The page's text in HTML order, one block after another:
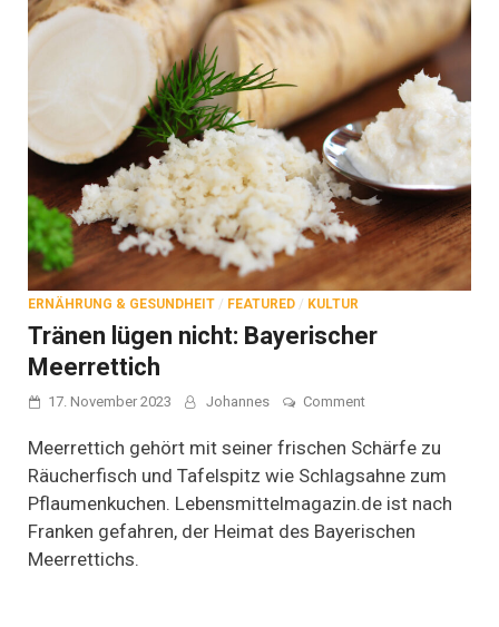
ERNÄHRUNG & GESUNDHEIT / FEATURED / KULTUR
Tränen lügen nicht: Bayerischer
Meerrettich
17. November 2023 Johannes Commenton
lügen
Bayerischer
Meerrettich
Meerrettich gehört mit seiner frischen Schärfe zu
Räucherfisch und Tafelspitz wie Schlagsahne zum
Pflaumenkuchen. Lebensmittelmagazin.de ist nach
Franken gefahren, der Heimat des Bayerischen
Meerrettichs.